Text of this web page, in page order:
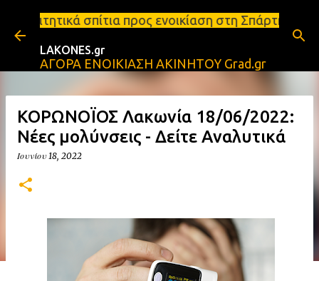
Μετάβαση στο κύριο περιεχόμενο
προς ενοικίαση στη Σπάρτη Ενοικιάσεις
LAKONES.gr
ΑΓΟΡΑ ΕΝΟΙΚΙΑΣΗ ΑΚΙΝΗΤΟΥ Grad.gr
ΚΟΡΩΝΟΪΟΣ Λακωνία 18/06/2022:
Νέες μολύνσεις - Δείτε Αναλυτικά
Ιουνίου 18, 2022